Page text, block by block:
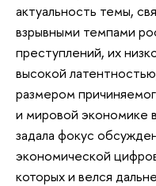
актуальность темы,
взрывными темпами
преступлений, их
высокой
размером
и мировой экономике
задала фокус
экономической
которых и велся